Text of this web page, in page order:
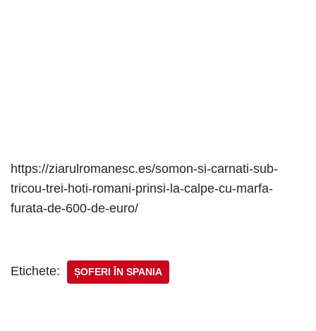
https://ziarulromanesc.es/somon-si-carnati-sub-
tricou-trei-hoti-romani-prinsi-la-calpe-cu-marfa-
furata-de-600-de-euro/
Etichete: ȘOFERI ÎN SPANIA